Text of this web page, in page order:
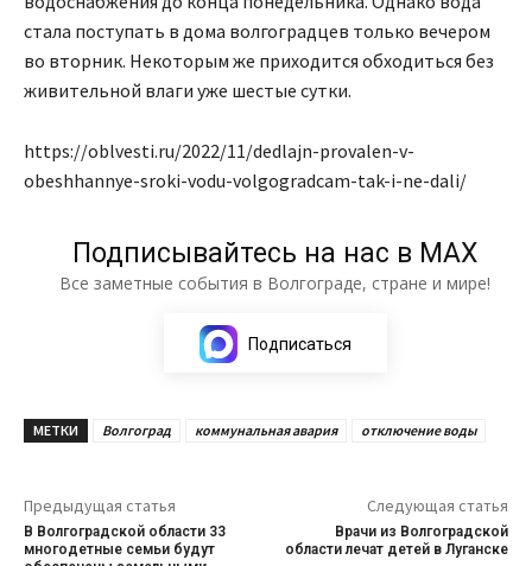
стала поступать в дома волгоградцев только вечером
во вторник. Некоторым же приходится обходиться без
живительной влаги уже шестые сутки.
https://oblvesti.ru/2022/11/dedlajn-provalen-v-
obeshhannye-sroki-vodu-volgogradcam-tak-i-ne-dali/
Подписывайтесь на нас в МАХ
Все заметные события в Волгограде, стране и мире!
Подписаться
МЕТКИ Волгоград коммунальная авария отключение воды
Предыдущая статья
В Волгоградской области 33
многодетные семьи будут
Следующая статья
Врачи из Волгоградской
области лечат детей в Луганске